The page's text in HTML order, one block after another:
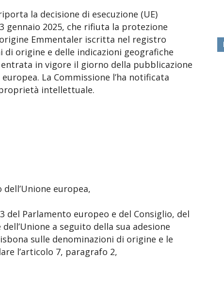
la decisione di esecuzione (UE)
gennaio 2025, che rifiuta la protezione
Emmentaler iscritta nel registro
origine e delle indicazioni geografiche
entrata in vigore il giorno della pubblicazione
La Commissione l’ha notificata
intellettuale.
europea,
del Parlamento europeo e del Consiglio, del
a seguito della sua adesione
sulle denominazioni di origine e le
l’articolo 7, paragrafo 2,